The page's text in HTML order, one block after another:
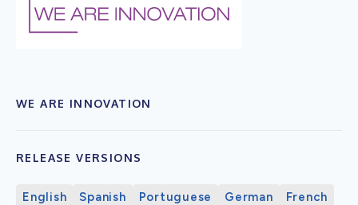
WE ARE INNOVATION
RELEASE VERSIONS
English Spanish Portuguese German
French